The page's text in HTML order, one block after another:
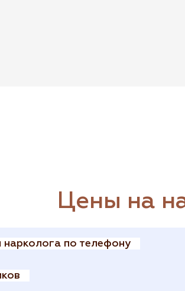
Цены на
нарколога по телефону